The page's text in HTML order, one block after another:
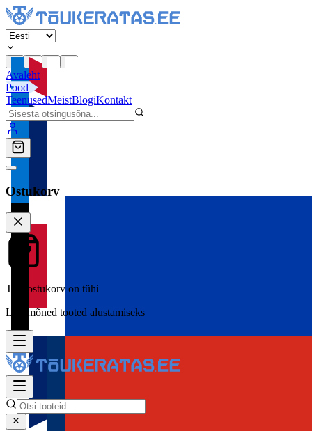
Avaleht
Pood
TeenusedMeistBlogiKontakt
Ostukorv
Teie ostukorv on tühi
Lisa mõned tooted alustamiseks